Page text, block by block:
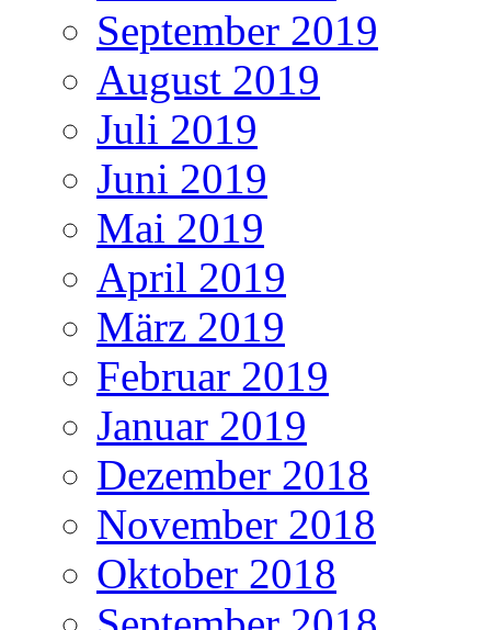
September 2019
August 2019
Juli 2019
Juni 2019
Mai 2019
April 2019
März 2019
Februar 2019
Januar 2019
Dezember 2018
November 2018
Oktober 2018